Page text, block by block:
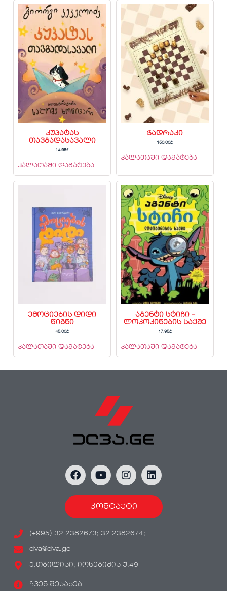
კუპატას
თავგადასავალი
14.95₾
კალათაში დამატება
ჭადრაკი
150.00₾
კალათაში დამატება
ემოციების დიდი
წიგნი
45.00₾
კალათაში დამატება
აგენტი სტიჩი –
ლოკოკინების საქმე
17.95₾
კალათაში დამატება
კონტაქტი
(+995) 32 2382673; 32 2382674;
elva@elva.ge
ქ.თბილისი, იოსებიძის ქ.49
ჩვენ შესახებ